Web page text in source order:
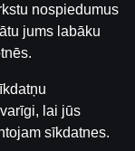
Lūdzu,
naudu.
nospiedumus
jums labāku
lai jūs
sīkdatnes.